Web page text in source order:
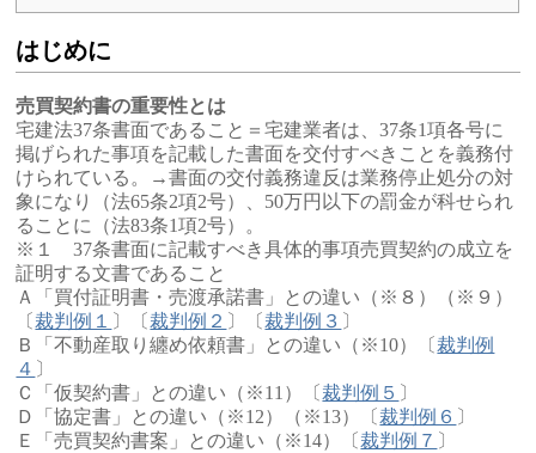
はじめに
売買契約書の重要性とは
宅建法37条書面であること＝宅建業者は、37条1項各号に
掲げられた事項を記載した書面を交付すべきことを義務付
けられている。→書面の交付義務違反は業務停止処分の対
象になり（法65条2項2号）、50万円以下の罰金が科せられ
ることに（法83条1項2号）。
※１ 37条書面に記載すべき具体的事項売買契約の成立を
証明する文書であること
Ａ「買付証明書・売渡承諾書」との違い（※８）（※９）
〔 裁判例１ 〕〔 裁判例２ 〕〔 裁判例３ 〕
Ｂ「不動産取り纏め依頼書」との違い（※10）〔 裁判例
４ 〕
Ｃ「仮契約書」との違い（※11）〔 裁判例５ 〕
Ｄ「協定書」との違い（※12）（※13）〔 裁判例６ 〕
Ｅ「売買契約書案」との違い（※14）〔 裁判例７ 〕